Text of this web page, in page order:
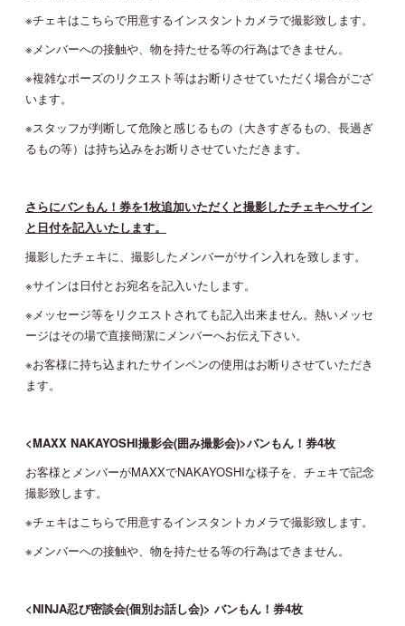
※チェキはこちらで用意するインスタントカメラで撮影致します。
※メンバーへの接触や、物を持たせる等の行為はできません。
※複雑なポーズのリクエスト等はお断りさせていただく場合がござ
います。
※スタッフが判断して危険と感じるもの（大きすぎるもの、長過ぎ
るもの等）は持ち込みをお断りさせていただきます。
さらにバンもん！券を1枚追加いただくと撮影したチェキへサイン
と日付を記入いたします。
撮影したチェキに、撮影したメンバーがサイン入れを致します。
※サインは日付とお宛名を記入いたします。
※メッセージ等をリクエストされても記入出来ません。熱いメッセ
ージはその場で直接簡潔にメンバーへお伝え下さい。
※お客様に持ち込まれたサインペンの使用はお断りさせていただき
ます。
<MAXX NAKAYOSHI撮影会(囲み撮影会)>バンもん！券4枚
お客様とメンバーがMAXXでNAKAYOSHIな様子を、チェキで記念
撮影致します。
※チェキはこちらで用意するインスタントカメラで撮影致します。
※メンバーへの接触や、物を持たせる等の行為はできません。
<NINJA忍び密談会(個別お話し会)> バンもん！券4枚